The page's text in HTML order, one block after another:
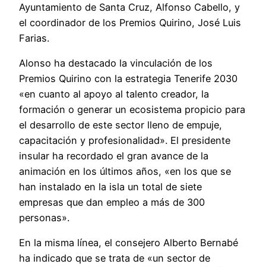
Ayuntamiento de Santa Cruz, Alfonso Cabello, y
el coordinador de los Premios Quirino, José Luis
Farias.
Alonso ha destacado la vinculación de los
Premios Quirino con la estrategia Tenerife 2030
«en cuanto al apoyo al talento creador, la
formación o generar un ecosistema propicio para
el desarrollo de este sector lleno de empuje,
capacitación y profesionalidad». El presidente
insular ha recordado el gran avance de la
animación en los últimos años, «en los que se
han instalado en la isla un total de siete
empresas que dan empleo a más de 300
personas».
En la misma línea, el consejero Alberto Bernabé
ha indicado que se trata de «un sector de